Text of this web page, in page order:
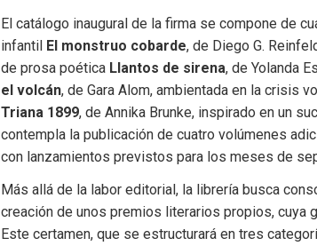
El catálogo inaugural de la firma se compone de
infantil El monstruo cobarde, de Diego G.
de prosa poética Llantos de sirena, de Yolanda
el volcán
Triana 1899, de Annika Brunke, inspirado en un
contempla la publicación de cuatro volúmenes
con lanzamientos previstos para los meses de
Más allá de la labor editorial, la librería busca
creación de unos premios literarios propios, cuya
Este certamen, que se estructurará en tres